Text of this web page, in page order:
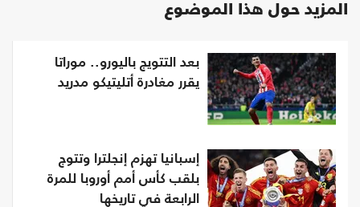
المزيد حول هذا الموضوع
بعد التتويج باليورو.. موراتا
يقرر مغادرة أتليتيكو مدريد
إسبانيا تهزم إنجلترا وتتوج
بلقب كأس أمم أوروبا للمرة
الرابعة في تاريخها